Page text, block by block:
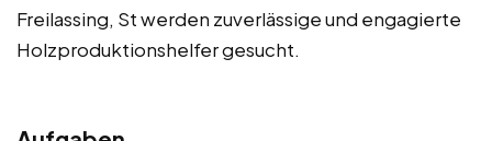
Freilassing, St werden zuverlässige und engagierte
Holzproduktionshelfer gesucht.